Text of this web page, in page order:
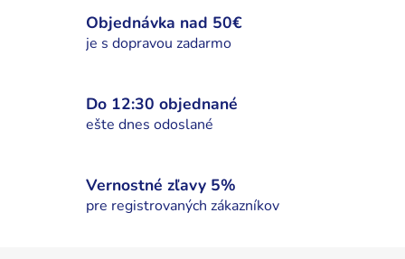
i
e
v
k
ý
p
Objednávka nad 50€
je s dopravou zadarmo
Do 12:30 objednané
ešte dnes odoslané
Vernostné zľavy 5%
pre registrovaných zákazníkov